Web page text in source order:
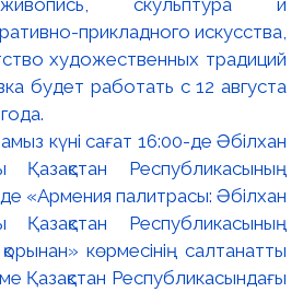
күні сағат 16:00-де Әбілхан
Қазақстан Республикасының
«Армения палитрасы: Әбілхан
Қазақстан Республикасының
көрмесінің салтанатты
Қазақстан Республикасындағы